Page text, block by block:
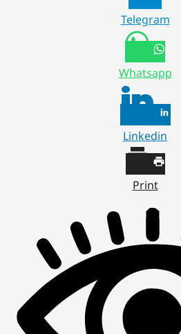
Telegram
Whatsapp
Linkedin
Print